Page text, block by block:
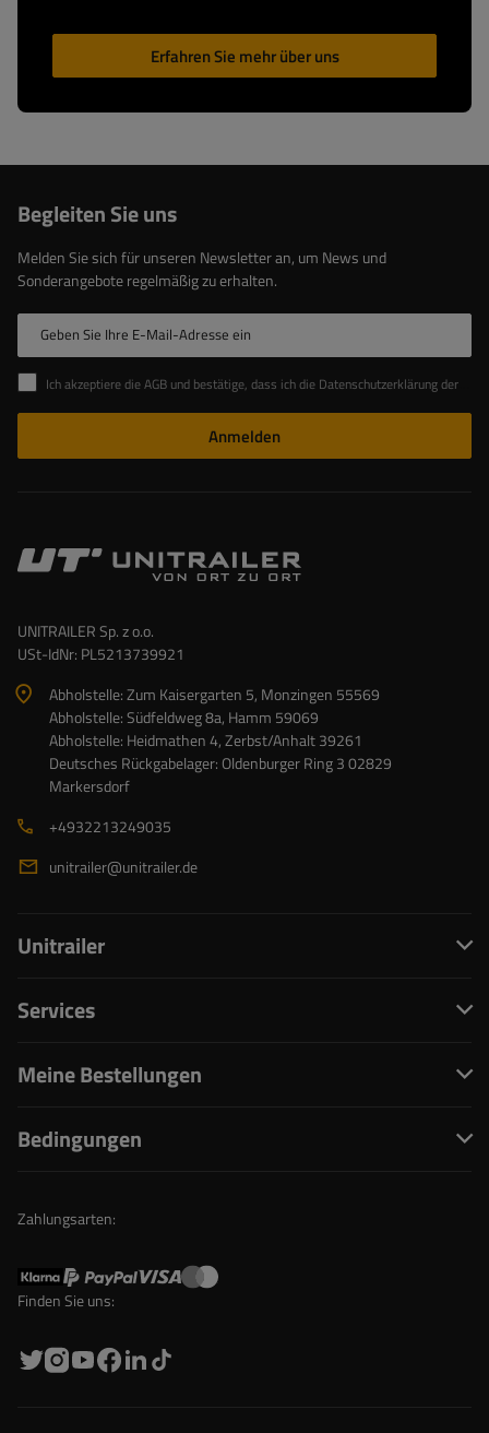
Erfahren Sie mehr über uns
Begleiten Sie uns
Melden Sie sich für unseren Newsletter an, um News und
Sonderangebote regelmäßig zu erhalten.
Geben Sie Ihre E-Mail-Adresse ein
Ich akzeptiere die AGB und bestätige, dass ich die Datenschutzerklärung der Website zur Kenntnis genommen habe
Anmelden
UNITRAILER Sp. z o.o.
USt-IdNr: PL5213739921
Abholstelle: Zum Kaisergarten 5, Monzingen 55569
Abholstelle: Südfeldweg 8a, Hamm 59069
Abholstelle: Heidmathen 4, Zerbst/Anhalt 39261
Deutsches Rückgabelager: Oldenburger Ring 3 02829
Markersdorf
+4932213249035
unitrailer@unitrailer.de
Unitrailer
Services
Meine Bestellungen
Bedingungen
Zahlungsarten:
Finden Sie uns: